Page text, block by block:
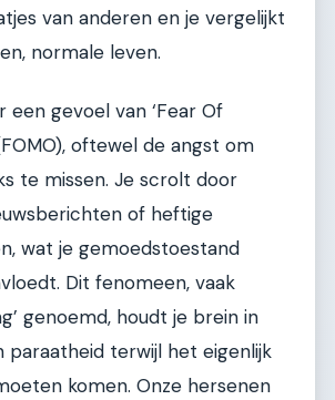
van anderen en je vergelijkt
normale leven.
een gevoel van ‘Fear Of
oftewel de angst om
te missen. Je scrolt door
of heftige
wat je gemoedstoestand
Dit fenomeen, vaak
genoemd, houdt je brein in
paraatheid terwijl het eigenlijk
komen. Onze hersenen